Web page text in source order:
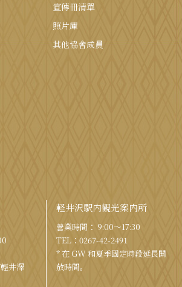
宣傳冊清單
照片庫
其他協會成員
井澤
軽井沢駅内観光案内所
營業時間： 9:00〜17:30
TEL： 0267-42-2491
* 在 GW 和夏季固定時段延長開
放時間。